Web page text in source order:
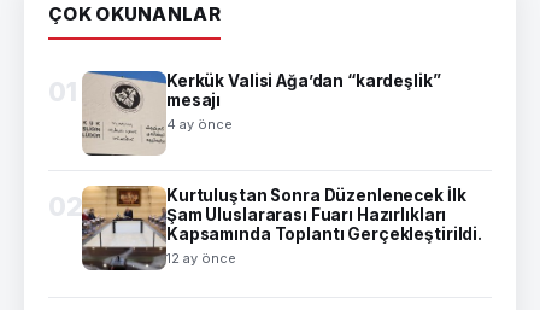
ÇOK OKUNANLAR
01
Kerkük Valisi Ağa’dan “kardeşlik”
mesajı
4 ay önce
02
Kurtuluştan Sonra Düzenlenecek İlk
Şam Uluslararası Fuarı Hazırlıkları
Kapsamında Toplantı Gerçekleştirildi.
12 ay önce